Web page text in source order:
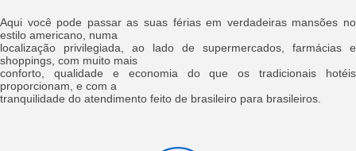
Aqui você pode passar as suas férias em verdadeiras mansões no
estilo americano, numa
localização privilegiada, ao lado de supermercados, farmácias e
shoppings, com muito mais
conforto, qualidade e economia do que os tradicionais hotéis
proporcionam, e com a
tranquilidade do atendimento feito de brasileiro para brasileiros.